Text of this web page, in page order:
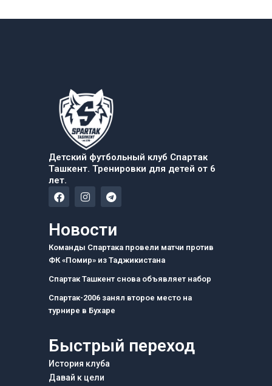
Детский футбольный клуб Спартак
Ташкент. Тренировки для детей от 6
лет.
F
a
e
b
o
k
I
n
a
g
r
a
m
T
e
g
a
m
Новости
Команды Спартака провели матчи против
ФК «Помир» из Таджикистана
Спартак Ташкент снова объявляет набор
Спартак-2006 занял второе место на
турнире в Бухаре
Быстрый переход
История клуба
Давай к цели